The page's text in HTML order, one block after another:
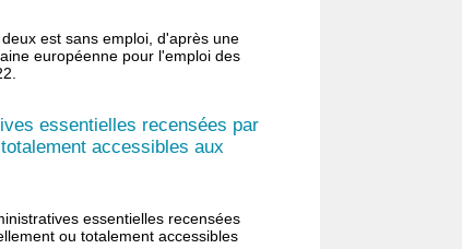
est sans emploi, d'après une
européenne pour l'emploi des
essentielles recensées par
accessibles aux
essentielles recensées
ou totalement accessibles